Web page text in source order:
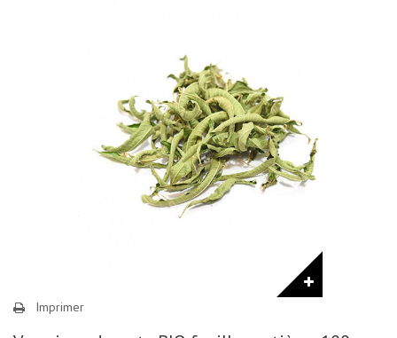
Imprimer